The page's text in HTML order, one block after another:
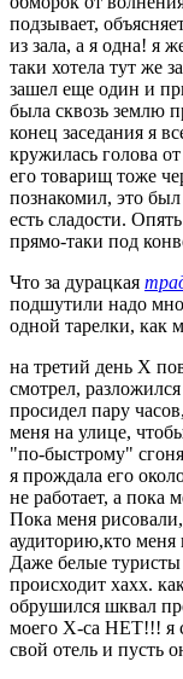
подзывает,
из зала, а я одна! я
таки хотела тут же
зашел еще один и
была сквозь землю
конец заседания я
кружилась голова
его товарищ тоже
познакомил, это
есть сладости.
прямо-таки под
Что за дурацкая
подшутили надо
одной тарелки, как
на третий день Х
смотрел,
просидел пару
меня на улице,
"по-быстрому"
я прождала его
не работает, а пока
Пока меня
аудиторию,кто меня
Даже белые туристы
происходит хахх.
обрушился шквал
моего Х-са НЕТ!!! я
свой отель и пусть